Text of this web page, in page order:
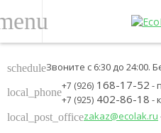
scheduleЗвоните с 6:30 до 24:00.
local_phone
+7 (926) 168-17-52 -
+7 (925) 402-86-18 -
local_post_officezakaz@ecolak.ru